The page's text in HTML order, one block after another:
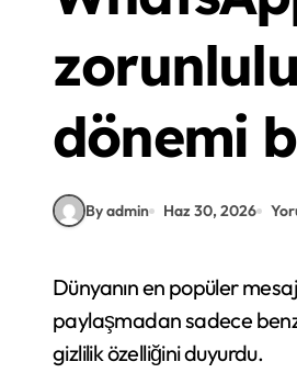
dönemi
By admin Haz 30, 2026
Dünyanın en popüler mesajlaşma platformu WhatsApp, kullanıcıların telefon numaralarını
paylaşmadan sadece
gizlilik özelliğini duyurdu.